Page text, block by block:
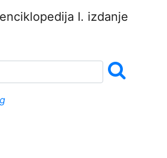
I. izdanje